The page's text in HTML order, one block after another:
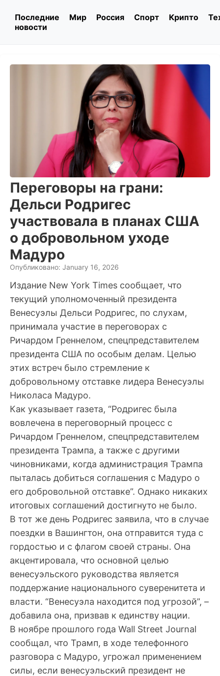
Последние
новости
Мир Россия Спорт Крипто
Переговоры на грани:
Дельси Родригес
участвовала в планах США
о добровольном уходе
Мадуро
Опубликовано: January 16, 2026
Издание New York Times сообщает, что
текущий уполномоченный президента
Венесуэлы Дельси Родригес, по слухам,
принимала участие в переговорах с
Ричардом Греннелом, спецпредставителем
президента США по особым делам. Целью
этих встреч было стремление к
добровольному отставке лидера Венесуэлы
Николаса Мадуро.
Как указывает газета, “Родригес была
вовлечена в переговорный процесс с
Ричардом Греннелом, спецпредставителем
президента Трампа, а также с другими
чиновниками, когда администрация Трампа
пыталась добиться соглашения с Мадуро о
его добровольной отставке”. Однако никаких
итоговых соглашений достигнуто не было.
В тот же день Родригес заявила, что в случае
поездки в Вашингтон, она отправится туда с
гордостью и с флагом своей страны. Она
акцентировала, что основной целью
венесуэльского руководства является
поддержание национального суверенитета и
власти. “Венесуэла находится под угрозой”, –
добавила она, призвав к единству нации.
В ноябре прошлого года Wall Street Journal
сообщал, что Трамп, в ходе телефонного
разговора с Мадуро, угрожал применением
силы, если венесуэльский президент не